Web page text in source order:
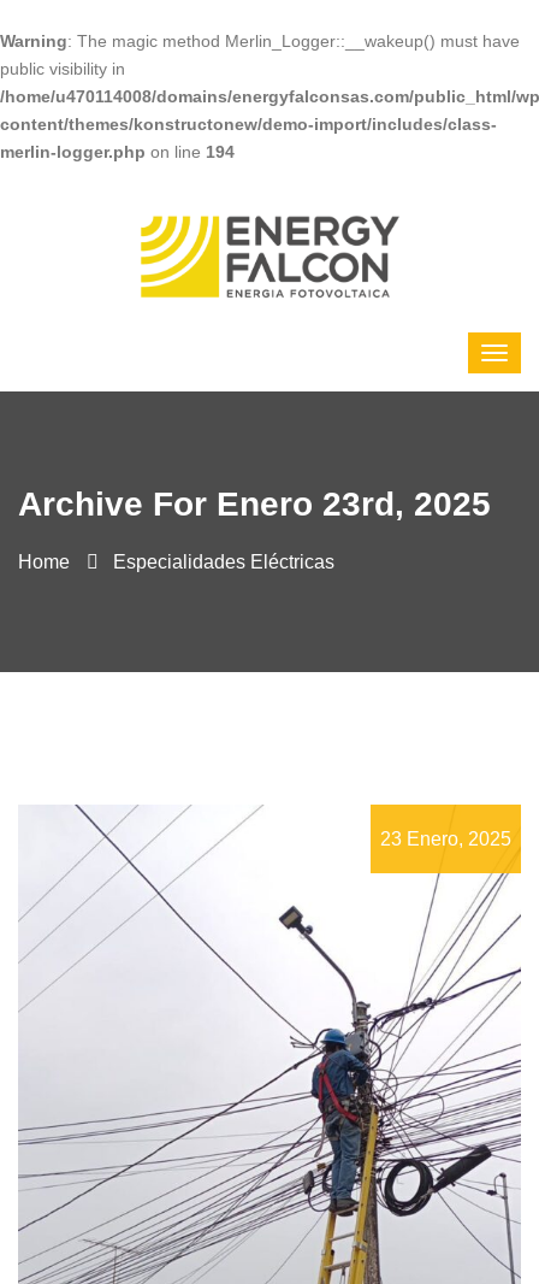
Warning: The magic method Merlin_Logger::__wakeup() must have
public visibility in
/home/u470114008/domains/energyfalconsas.com/public_html/
content/themes/konstructonew/demo-import/includes/class-
merlin-logger.php on line 194
Archive For Enero 23rd, 2025
Home Especialidades Eléctricas
23 Enero, 2025